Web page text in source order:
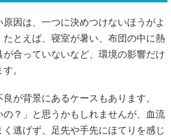
因は、一つに決めつけないほうがよ
たとえば、寝室が暑い、布団の中に熱
合っていないなど、環境の影響だけ
。
が背景にあるケースもあります。
の？」と思うかもしれませんが、血流
逃げず、足先や手先にほてりを感じ